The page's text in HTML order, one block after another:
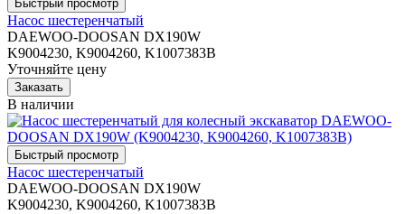
Насос шестеренчатый
DAEWOO-DOOSAN DX190W
K9004230, K9004260, K1007383B
Уточняйте цену
В наличии
Насос шестеренчатый
DAEWOO-DOOSAN DX190W
K9004230, K9004260, K1007383B